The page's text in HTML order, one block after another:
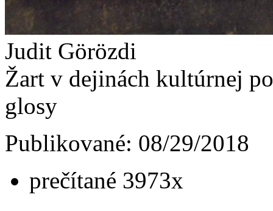
Judit Görözdi
Žart v dejinách kultúrnej
glosy
Publikované: 08/29/2018
prečítané 3973x